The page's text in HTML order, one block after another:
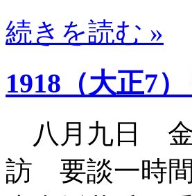
続きを読む »
1918（大正7）
八月九日 金
訪 要談一時